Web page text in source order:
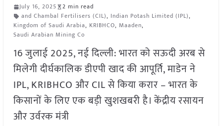
July 16, 2025
2 min read
and Chambal Fertilisers (CIL), Indian Potash Limited (IPL),
Kingdom of Saudi Arabia, KRIBHCO, Maaden,
Saudi Arabian Mining Co
16 जुलाई 2025, नई दिल्ली: भारत को सऊदी अरब से
मिलेगी दीर्घकालिक डीएपी खाद की आपूर्ति, माडेन ने
IPL, KRIBHCO और CIL से किया करार – भारत के
किसानों के लिए एक बड़ी खुशखबरी है। केंद्रीय रसायन
और उर्वरक मंत्री